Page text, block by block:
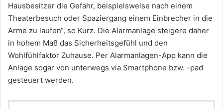
Hausbesitzer die Gefahr, beispielsweise nach einem
Theaterbesuch oder Spaziergang einem Einbrecher in die
Arme zu laufen“, so Kurz. Die Alarmanlage steigere daher
in hohem Maß das Sicherheitsgefühl und den
Wohlfühlfaktor Zuhause. Per Alarmanlagen-App kann die
Anlage sogar von unterwegs via Smartphone bzw. -pad
gesteuert werden.